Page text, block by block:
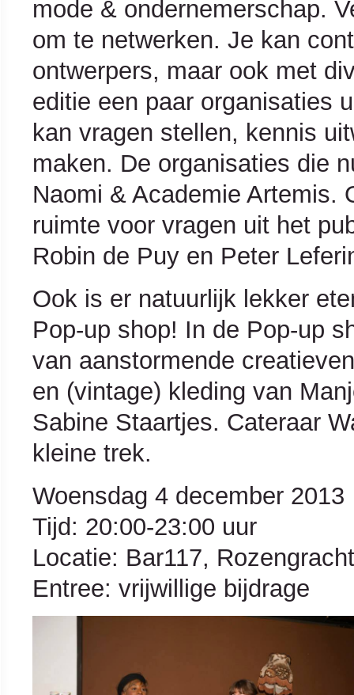
mode & ondernemerschap.
om te netwerken. Je kan
ontwerpers, maar ook met
editie een paar organisaties
kan vragen stellen, kennis
maken. De organisaties die
Naomi & Academie Artemis.
ruimte voor vragen uit het
Robin de Puy en Peter
Ook is er natuurlijk lekker
Pop-up shop! In de Pop-up
van aanstormende
en (vintage) kleding van
Sabine Staartjes. Cateraar
kleine trek.
Woensdag 4 december 2013
Tijd: 20:00-23:00 uur
Locatie: Bar117,
Entree: vrijwillige bijdrage